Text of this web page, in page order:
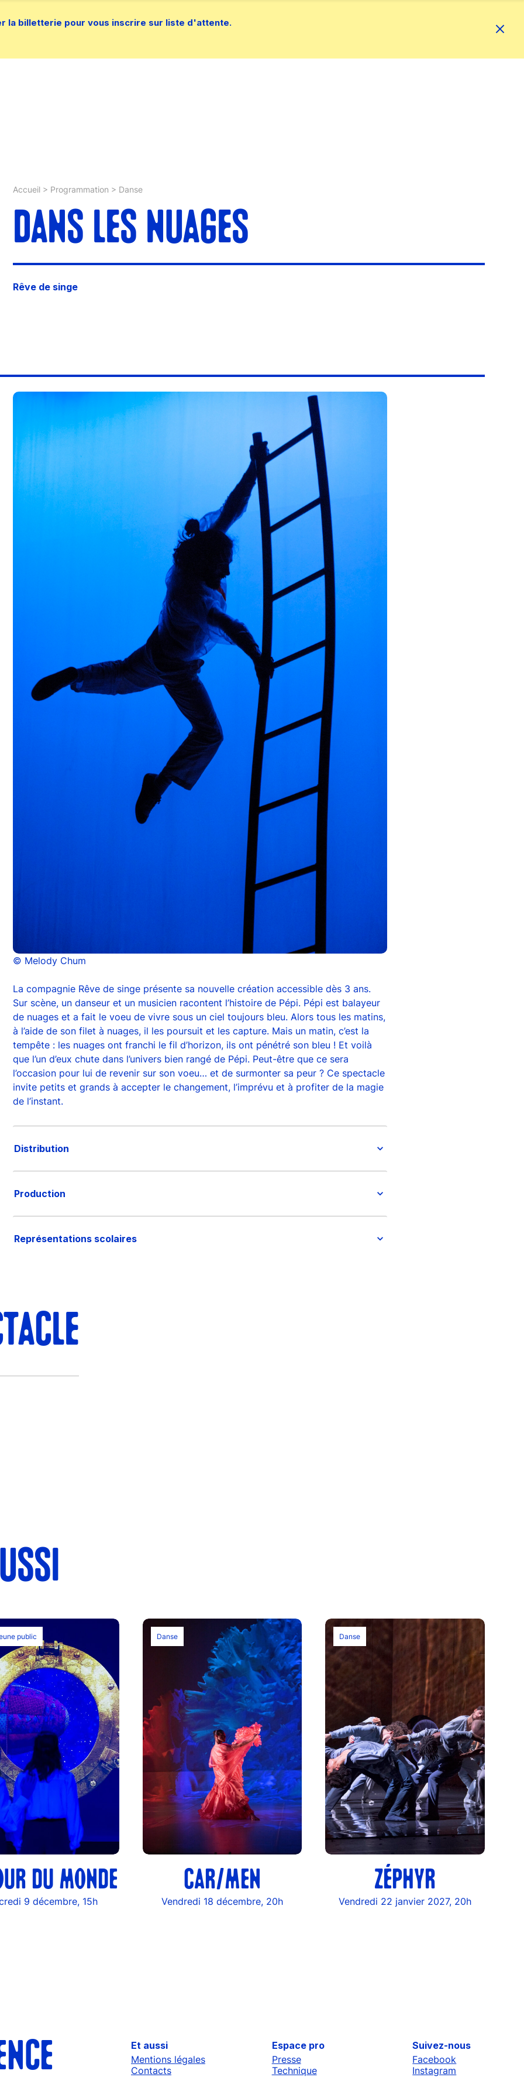
la billetterie pour vous inscrire sur liste d'attente.
Accueil > Programmation > Danse
DANS LES NUAGES
Rêve de singe
© Melody Chum
La compagnie Rêve de singe présente sa nouvelle création accessible dès 3 ans.
Sur scène, un danseur et un musicien racontent l’histoire de Pépi. Pépi est balayeur
de nuages et a fait le voeu de vivre sous un ciel toujours bleu. Alors tous les matins,
à l’aide de son filet à nuages, il les poursuit et les capture. Mais un matin, c’est la
tempête : les nuages ont franchi le fil d’horizon, ils ont pénétré son bleu ! Et voilà
que l’un d’eux chute dans l’univers bien rangé de Pépi. Peut-être que ce sera
l’occasion pour lui de revenir sur son voeu… et de surmonter sa peur ? Ce spectacle
invite petits et grands à accepter le changement, l’imprévu et à profiter de la magie
de l’instant.
Distribution
Production
Représentations scolaires
public
DU MONDE
9 décembre, 15h
Danse
CAR/MEN
Vendredi 18 décembre, 20h
Danse
ZÉPHYR
Vendredi 22 janvier 2027, 20h
Et aussi
Mentions légales
Contacts
Espace pro
Presse
Technique
Suivez-nous
Facebook
Instagram